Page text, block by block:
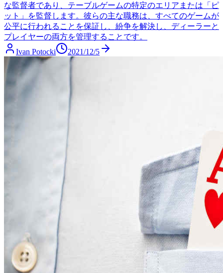
な監督者であり、テーブルゲームの特定のエリアまたは「ピ
ット」を監督します。彼らの主な職務は、すべてのゲームが
公平に行われることを保証し、紛争を解決し、ディーラーと
プレイヤーの両方を管理することです。
Ivan Potocki
2021/12/5